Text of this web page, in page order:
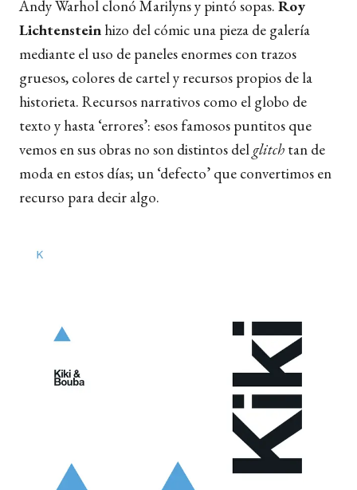
Andy Warhol clonó Marilyns y pintó sopas. Roy
Lichtenstein hizo del cómic una pieza de galería
mediante el uso de paneles enormes con trazos
gruesos, colores de cartel y recursos propios de la
historieta. Recursos narrativos como el globo de
texto y hasta ‘errores’: esos famosos puntitos que
vemos en sus obras no son distintos del glitch tan de
moda en estos días; un ‘defecto’ que convertimos en
recurso para decir algo.